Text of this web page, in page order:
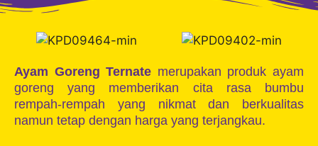
Ayam Goreng Ternate merupakan produk ayam
goreng yang memberikan cita rasa bumbu
rempah-rempah yang nikmat dan berkualitas
namun tetap dengan harga yang terjangkau.